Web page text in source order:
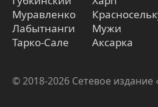
Муравленко
Лабытнанги
Тарко-Сале
Мужи
Аксарка
© 2018-2026 Сетевое издание